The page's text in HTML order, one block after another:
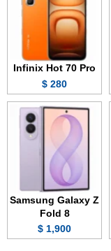
Infinix Hot 70 Pro
280 $
Samsung Galaxy Z
Fold 8
1,900 $